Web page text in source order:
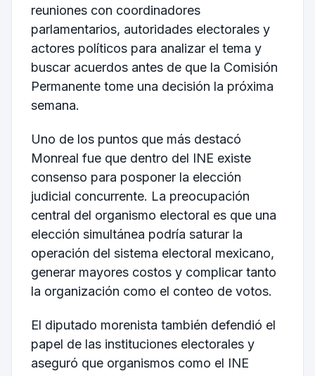
reuniones con coordinadores
parlamentarios, autoridades electorales y
actores políticos para analizar el tema y
buscar acuerdos antes de que la Comisión
Permanente tome una decisión la próxima
semana.
Uno de los puntos que más destacó
Monreal fue que dentro del INE existe
consenso para posponer la elección
judicial concurrente. La preocupación
central del organismo electoral es que una
elección simultánea podría saturar la
operación del sistema electoral mexicano,
generar mayores costos y complicar tanto
la organización como el conteo de votos.
El diputado morenista también defendió el
papel de las instituciones electorales y
aseguró que organismos como el INE